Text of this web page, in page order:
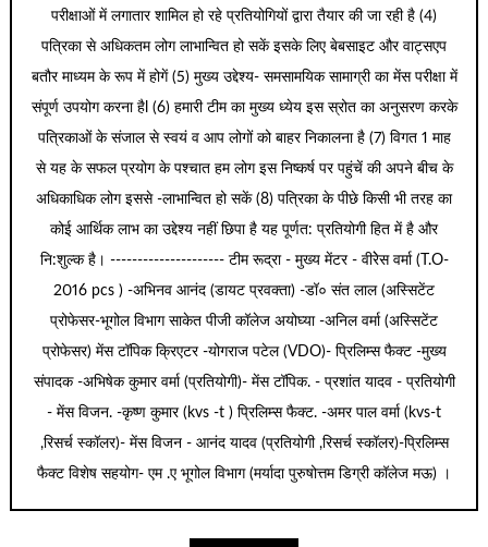
परीक्षाओं में लगातार शामिल हो रहे प्रतियोगियों द्वारा तैयार की जा रही है (4)
पत्रिका से अधिकतम लोग लाभान्वित हो सकें इसके लिए बेबसाइट और वाट्सएप
बतौर माध्यम के रूप में होगें (5) मुख्य उद्देश्य- समसामयिक सामाग्री का मेंस परीक्षा में
संपूर्ण उपयोग करना हैl (6) हमारी टीम का मुख्य ध्येय इस स्रोत का अनुसरण करके
पत्रिकाओं के संजाल से स्वयं व आप लोगों को बाहर निकालना है (7) विगत 1 माह
से यह के सफल प्रयोग के पश्चात हम लोग इस निष्कर्ष पर पहुंचें की अपने बीच के
अधिकाधिक लोग इससे -लाभान्वित हो सकें (8) पत्रिका के पीछे किसी भी तरह का
कोई आर्थिक लाभ का उद्देश्य नहीं छिपा है यह पूर्णत: प्रतियोगी हित में है और
नि:शुल्क है। --------------------- टीम रूद्रा - मुख्य मेंटर - वीरेेस वर्मा (T.O-
2016 pcs ) -अभिनव आनंद (डायट प्रवक्ता) -डॉ० संत लाल (अस्सिटेंट
प्रोफेसर-भूगोल विभाग साकेत पीजी कॉलेज अयोघ्या -अनिल वर्मा (अस्सिटेंट
प्रोफेसर) मेंस टॉपिक क्रिएटर -योगराज पटेल (VDO)- प्रिलिम्स फैक्ट -मुख्य
संपादक -अभिषेक कुमार वर्मा (प्रतियोगी)- मेंस टॉपिक. - प्रशांत यादव - प्रतियोगी
- मेंस विजन. -कृष्ण कुमार (kvs -t ) प्रिलिम्स फैक्ट. -अमर पाल वर्मा (kvs-t
,रिसर्च स्कॉलर)- मेंस विजन - आनंद यादव (प्रतियोगी ,रिसर्च स्कॉलर)-प्रिलिम्स
फैक्ट विशेष सहयोग- एम .ए भूगोल विभाग (मर्यादा पुरुषोत्तम डिग्री कॉलेज मऊ) ।